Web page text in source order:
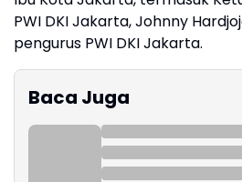
PWI DKI Jakarta, Johnny
pengurus PWI DKI Jakarta.
Baca Juga